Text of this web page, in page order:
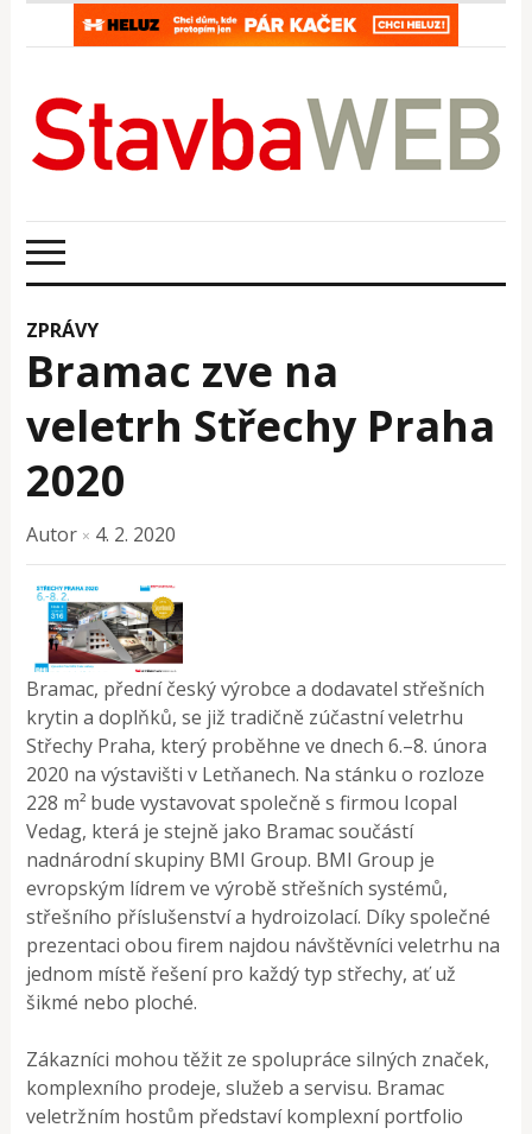
ZPRÁVY
Bramac zve na
veletrh Střechy Praha
2020
Autor × 4. 2. 2020
Bramac, přední český výrobce a dodavatel střešních
krytin a doplňků, se již tradičně zúčastní veletrhu
Střechy Praha, který proběhne ve dnech 6.–8. února
2020 na výstavišti v Letňanech. Na stánku o rozloze
228 m² bude vystavovat společně s firmou Icopal
Vedag, která je stejně jako Bramac součástí
nadnárodní skupiny BMI Group. BMI Group je
evropským lídrem ve výrobě střešních systémů,
střešního příslušenství a hydroizolací. Díky společné
prezentaci obou firem najdou návštěvníci veletrhu na
jednom místě řešení pro každý typ střechy, ať už
šikmé nebo ploché.
Zákazníci mohou těžit ze spolupráce silných značek,
komplexního prodeje, služeb a servisu. Bramac
veletržním hostům představí komplexní portfolio